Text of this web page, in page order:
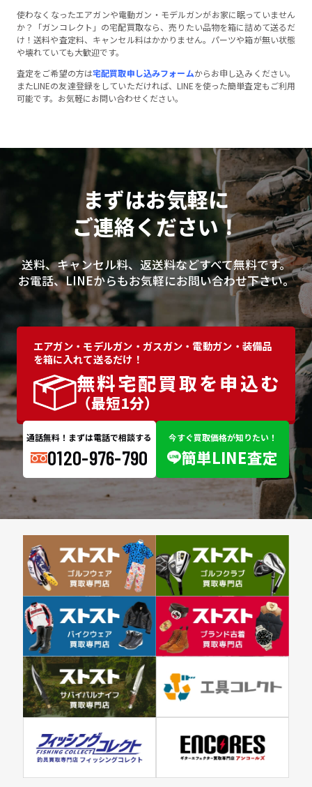
使わなくなったエアガンや電動ガン・モデルガンがお家に眠っていません
か？「ガンコレクト」の宅配買取なら、売りたい品物を箱に詰めて送るだ
け！送料や査定料、キャンセル料はかかりません。パーツや箱が無い状態
や壊れていても大歓迎です。
査定をご希望の方は宅配買取申し込みフォームからお申し込みください。
またLINEの友達登録をしていただければ、LINEを使った簡単査定もご利用
可能です。お気軽にお問い合わせください。
まずはお気軽に
ご連絡ください！
送料、キャンセル料、返送料などすべて無料です。
お電話、LINEからもお気軽にお問い合わせ下さい。
エアガン・モデルガン・ガスガン・電動ガン・装備品
を箱に入れて送るだけ！
無料宅配買取を申込む
（最短1分）
通話無料！まずは電話で相談する
0120-976-790
今すぐ買取価格が知りたい！
簡単LINE査定